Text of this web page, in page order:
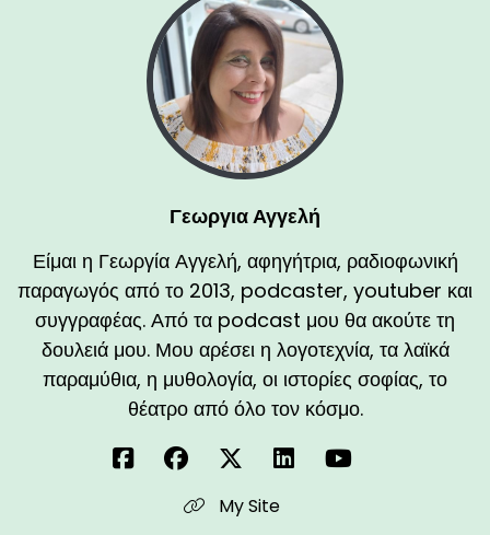
Γεωργια Αγγελή
Είμαι η Γεωργία Αγγελή, αφηγήτρια, ραδιοφωνική
παραγωγός από το 2013, podcaster, youtuber και
συγγραφέας. Από τα podcast μου θα ακούτε τη
δουλειά μου. Μου αρέσει η λογοτεχνία, τα λαϊκά
παραμύθια, η μυθολογία, οι ιστορίες σοφίας, το
θέατρο από όλο τον κόσμο.
My Site